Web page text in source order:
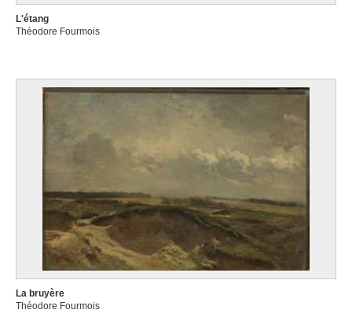
L'étang
Théodore Fourmois
La bruyère
Théodore Fourmois